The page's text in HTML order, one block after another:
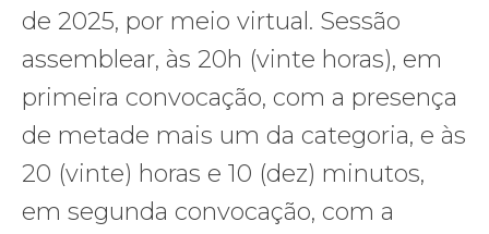
de 2025, por meio virtual. Sessão
assemblear, às 20h (vinte horas), em
primeira convocação, com a presença
de metade mais um da categoria, e às
20 (vinte) horas e 10 (dez) minutos,
em segunda convocação, com a